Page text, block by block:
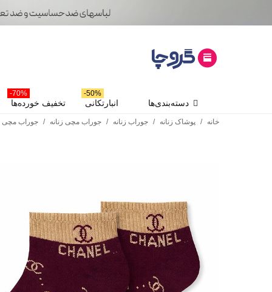
دسته‌بندی‌ها انبارتکانی
50%-
تخفیف خورده‌ها
70%-
خانه / پوشاک زنانه / جوراب زنانه / جوراب مچی زنانه / جوراب مچی